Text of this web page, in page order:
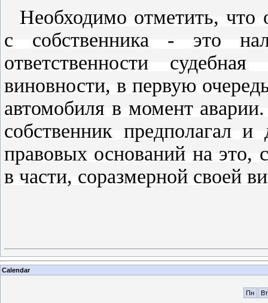
Необходимо отметить, что
с собственника - это
ответственности
виновности, в первую
автомобиля в момент
собственник предполагал и
правовых оснований на это,
в части, соразмерной своей
Calendar
Пн Вт